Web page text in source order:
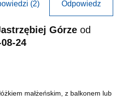
(2) Odpowiedz
Górze od
24
małżeńskim, z balkonem lub